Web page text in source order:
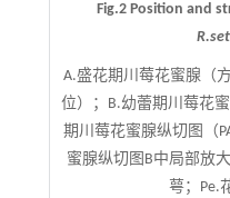
Fig.2 Position and
A.盛花期川莓花蜜腺（
位）；B.幼蕾期川莓花
期川莓花蜜腺纵切图（
蜜腺纵切图B中局部放
萼；Pe.